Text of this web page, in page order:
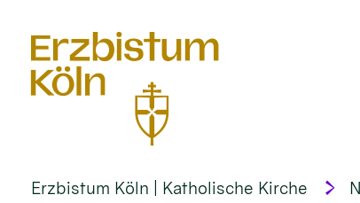
Erzbistum Köln | Katholische Kirche